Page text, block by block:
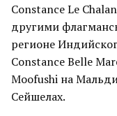
Constance Le
другими
регионе
Constance Belle
Moofushi на
Сейшелах.